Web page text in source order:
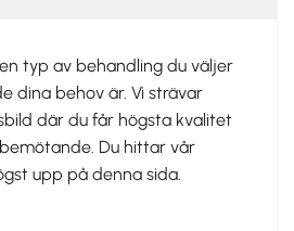
typ av behandling du väljer
dina behov är. Vi strävar
där du får högsta kvalitet
Du hittar vår
upp på denna sida.